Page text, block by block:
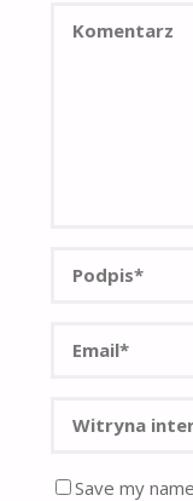
Save my